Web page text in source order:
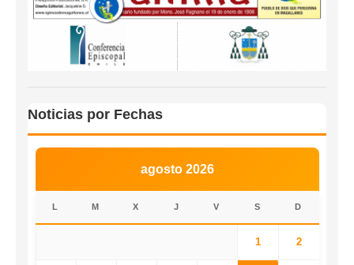
Noticias por Fechas
agosto 2026
L M X J V S D
1 2